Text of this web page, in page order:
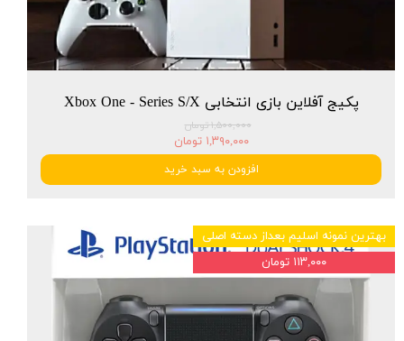
پکیج آفلاین بازی انتخابی Xbox One - Series S/X
۱,۵۰۰,۰۰۰ تومان
۱,۳۹۰,۰۰۰ تومان
افزودن به سبد خرید
بهترین نمونه اسلیم بعداز دسته اصلی
۱۱۳,۰۰۰ تومان